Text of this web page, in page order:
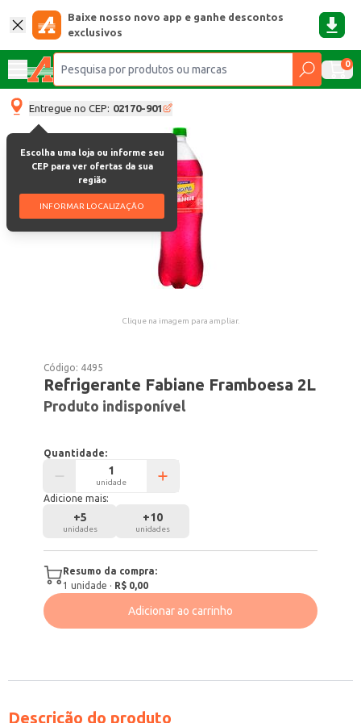
Baixe nosso novo app e ganhe descontos
exclusivos
0
Entregue no CEP: 02170-901
Escolha uma loja ou informe seu
CEP para ver ofertas da sua
região
INFORMAR LOCALIZAÇÃO
Clique na imagem para ampliar.
Código: 4495
Refrigerante Fabiane Framboesa 2L
Produto indisponível
Quantidade:
unidade
Adicione mais:
+5
unidades
+10
unidades
Resumo da compra:
1 unidade · R$ 0,00
Adicionar ao carrinho
Descrição do produto